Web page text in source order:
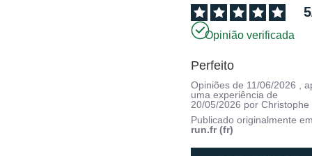
5
Opinião verificada
Perfeito
Opiniões de 11/06/2026
,
uma experiência de
20/05/2026 porChristophe
Publicado originalmente
run.fr (fr)